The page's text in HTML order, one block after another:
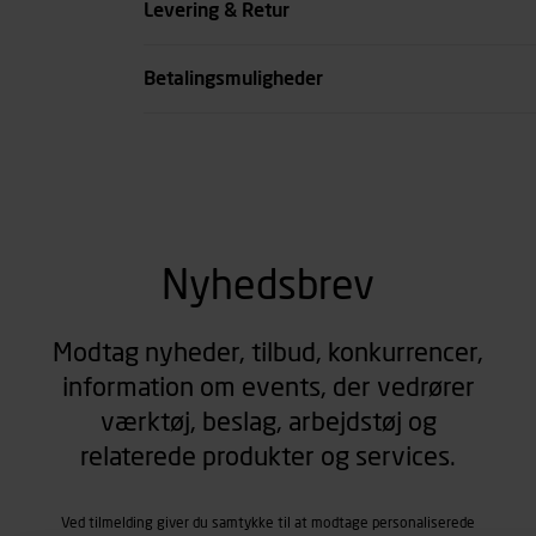
Levering & Retur
Betalingsmuligheder
Nyhedsbrev
Modtag nyheder, tilbud, konkurrencer,
information om events, der vedrører
værktøj, beslag, arbejdstøj og
relaterede produkter og services.
Ved tilmelding giver du samtykke til at modtage personaliserede